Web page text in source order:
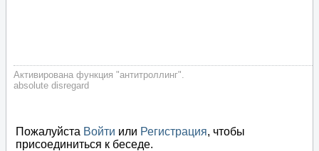
Активирована функция "антитроллинг".
absolute disregard
Пожалуйста Войти или Регистрация, чтобы
присоединиться к беседе.